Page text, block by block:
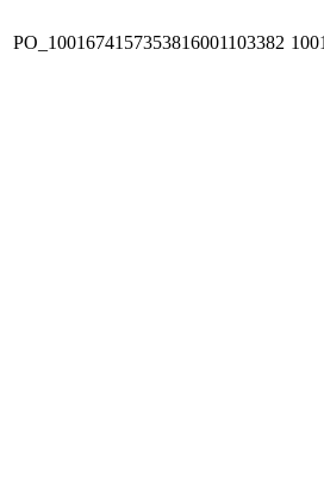
PO_1001674157353816001103382